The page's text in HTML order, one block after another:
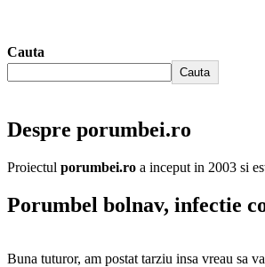
Cauta
Cauta
Despre porumbei.ro
Proiectul porumbei.ro a inceput in 2003 si
Porumbel bolnav, infectie
Buna tuturor, am postat tarziu insa vreau sa